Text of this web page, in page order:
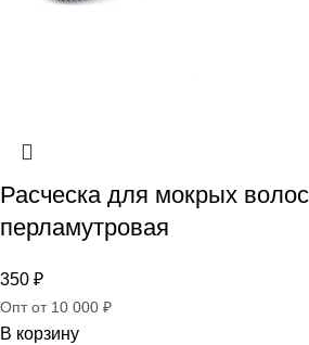
Расческа для мокрых
перламутровая
350 ₽
Опт от 10 000 ₽
В корзину